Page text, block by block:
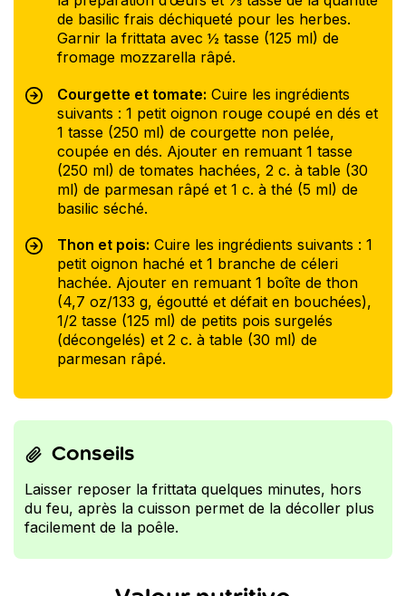
de basilic frais déchiqueté pour les herbes.
Garnir la frittata avec ½ tasse (125 ml) de
fromage mozzarella râpé.
Courgette et tomate: Cuire les ingrédients
suivants : 1 petit oignon rouge coupé en dés et
1 tasse (250 ml) de courgette non pelée,
coupée en dés. Ajouter en remuant 1 tasse
(250 ml) de tomates hachées, 2 c. à table (30
ml) de parmesan râpé et 1 c. à thé (5 ml) de
basilic séché.
Thon et pois: Cuire les ingrédients suivants : 1
petit oignon haché et 1 branche de céleri
hachée. Ajouter en remuant 1 boîte de thon
(4,7 oz/133 g, égoutté et défait en bouchées),
1/2 tasse (125 ml) de petits pois surgelés
(décongelés) et 2 c. à table (30 ml) de
parmesan râpé.
Conseils
Laisser reposer la frittata quelques minutes, hors
du feu, après la cuisson permet de la décoller plus
facilement de la poêle.